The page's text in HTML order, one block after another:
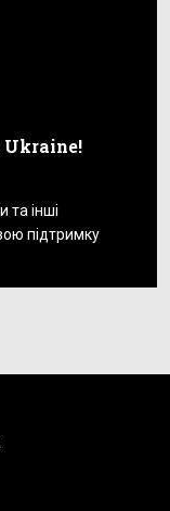
та інші
підтримку